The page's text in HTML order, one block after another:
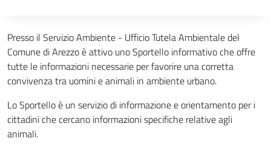
Descrizione completa
Presso il Servizio Ambiente - Ufficio Tutela Ambientale del
Comune di Arezzo è attivo uno Sportello informativo che offre
tutte le informazioni necessarie per favorire una corretta
convivenza tra uomini e animali in ambiente urbano.
Lo Sportello è un servizio di informazione e orientamento per i
cittadini che cercano informazioni specifiche relative agli
animali.